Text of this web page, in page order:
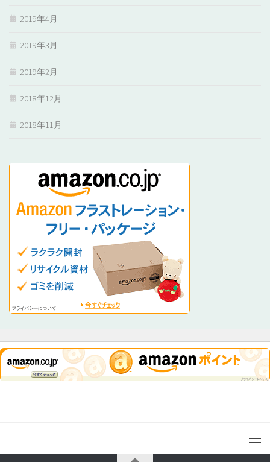
2019年4月
2019年3月
2019年2月
2018年12月
2018年11月